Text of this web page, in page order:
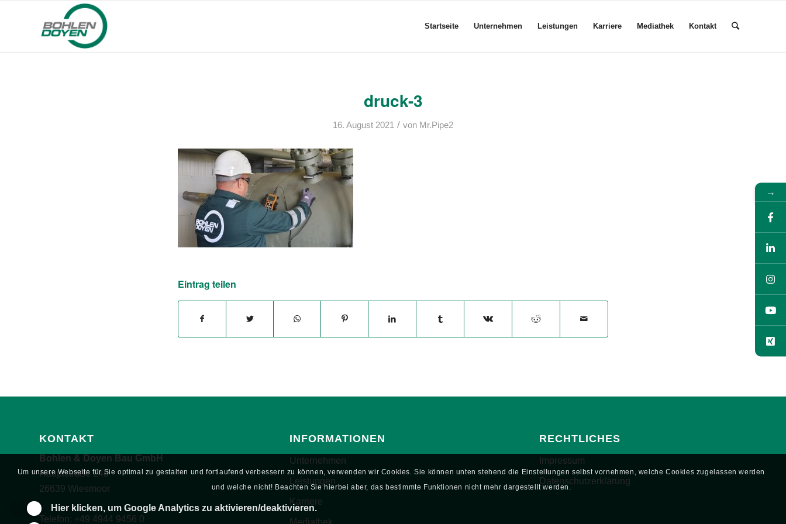
Startseite Unternehmen Leistungen Karriere Mediathek Kontakt
druck-3
16. August 2021 / von Mr.Pipe2
Eintrag teilen
KONTAKT
Bohlen & Doyen Bau GmbH
Hauptstraße 248
26639 Wiesmoor
Telefon: +49 4944 9456 0
INFORMATIONEN
Unternehmen
Leistungen
Karriere
RECHTLICHES
Impressum
Datenschutzerklärung
Um unsere Webseite für Sie optimal zu gestalten und fortlaufend verbessern zu können, verwenden wir Cookies. Sie können unten stehend die Einstellungen selbst vornehmen, welche Cookies zugelassen werden
und welche nicht! Beachten Sie hierbei aber, das bestimmte Funktionen nicht mehr dargestellt werden.
Hier klicken, um Google Analytics zu aktivieren/deaktivieren.
→